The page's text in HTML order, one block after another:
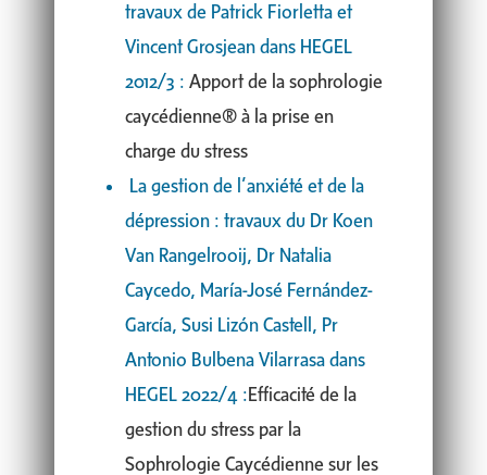
travaux de Patrick Fiorletta et
Vincent Grosjean dans HEGEL
2012/3 :Apport de la sophrologie
caycédienne® à la prise en
charge du stress
La gestion de l’anxiété et de la
dépression : travaux du Dr Koen
Van Rangelrooij, Dr Natalia
Caycedo, María-José Fernández-
García, Susi Lizón Castell, Pr
Antonio Bulbena Vilarrasa dans
HEGEL 2022/4 : Efficacité de la
gestion du stress par la
Sophrologie Caycédienne sur les